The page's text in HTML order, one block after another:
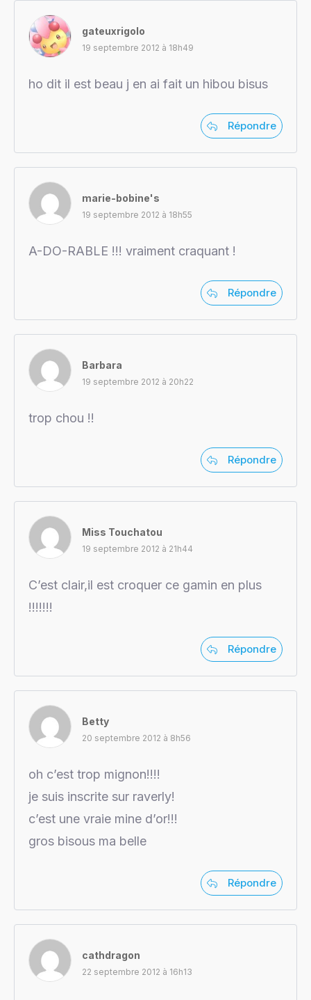
gateuxrigolo
19 septembre 2012 à 18h49
ho dit il est beau j en ai fait un hibou bisus
Répondre
marie-bobine's
19 septembre 2012 à 18h55
A-DO-RABLE !!! vraiment craquant !
Répondre
Barbara
19 septembre 2012 à 20h22
trop chou !!
Répondre
Miss Touchatou
19 septembre 2012 à 21h44
C’est clair,il est croquer ce gamin en plus
!!!!!!!
Répondre
Betty
20 septembre 2012 à 8h56
oh c’est trop mignon!!!!
je suis inscrite sur raverly!
c’est une vraie mine d’or!!!
gros bisous ma belle
Répondre
cathdragon
22 septembre 2012 à 16h13